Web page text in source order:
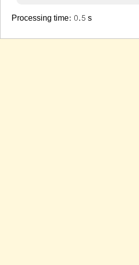
Processing time: 0.5 s